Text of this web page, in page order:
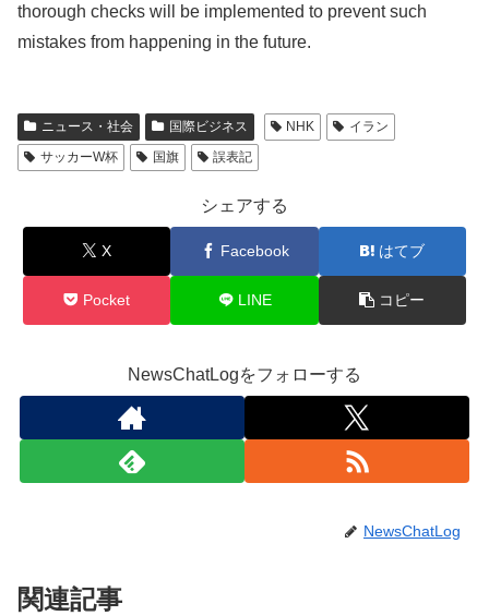
thorough checks will be implemented to prevent such
mistakes from happening in the future.
ニュース・社会 国際ビジネス NHK
イラン
サッカーW杯
国旗 誤表記
シェアする
X Facebook はてブ
Pocket LINE コピー
NewsChatLogをフォローする
NewsChatLog
関連記事